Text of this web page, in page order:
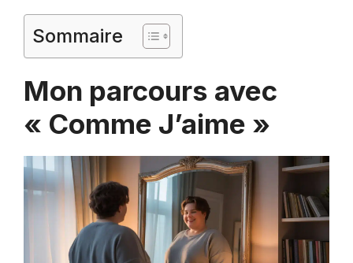
Sommaire
Mon parcours avec
« Comme J’aime »